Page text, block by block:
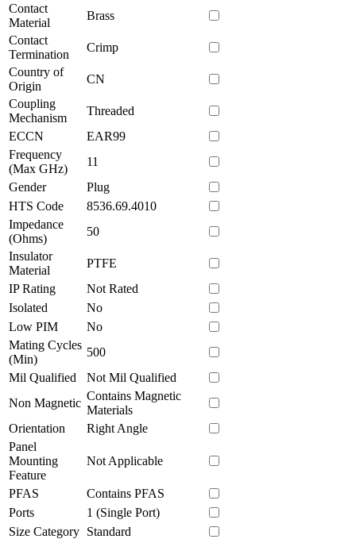
Contact
Material
Brass
Contact
Termination
Crimp
Country of
Origin
CN
Coupling
Mechanism
Threaded
ECCN
EAR99
Frequency
(Max GHz)
11
Gender
Plug
HTS Code
8536.69.4010
Impedance
(Ohms)
50
Insulator
Material
PTFE
IP Rating
Not Rated
Isolated
No
Low PIM
No
Mating Cycles
(Min)
500
Mil Qualified
Not Mil Qualified
Non Magnetic
Contains Magnetic
Materials
Orientation
Right Angle
Panel
Mounting
Feature
Not Applicable
PFAS
Contains PFAS
Ports
1 (Single Port)
Size Category Standard